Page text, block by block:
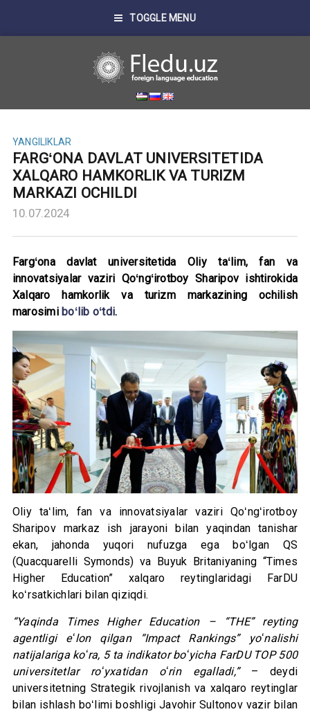
TOGGLE MENU
YANGILIKLAR
FARGʻONA DAVLAT UNIVERSITETIDA
XALQARO HAMKORLIK VA TURIZM
MARKAZI OCHILDI
10.07.2024
Fargʻona davlat universitetida Oliy taʻlim, fan va
innovatsiyalar vaziri Qoʻngʻirotboy Sharipov ishtirokida
Xalqaro hamkorlik va turizm markazining ochilish
marosimi boʻlib oʻtdi.
Oliy taʻlim, fan va innovatsiyalar vaziri Qoʻngʻirotboy
Sharipov markaz ish jarayoni bilan yaqindan tanishar
ekan, jahonda yuqori nufuzga ega boʻlgan QS
(Quacquarelli Symonds) va Buyuk Britaniyaning “Times
Higher Education” xalqaro reytinglaridagi FarDU
koʻrsatkichlari bilan qiziqdi.
“Yaqinda Times Higher Education – “THE” reyting
agentligi eʻlon qilgan “Impact Rankings” yoʻnalishi
natijalariga koʻra, 5 ta indikator boʻyicha FarDU TOP 500
universitetlar roʻyxatidan oʻrin egalladi,” – deydi
universitetning Strategik rivojlanish va xalqaro reytinglar
bilan ishlash boʻlimi boshligi Javohir Sultonov vazir bilan